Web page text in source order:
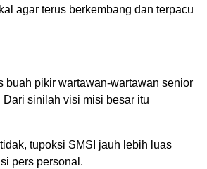
agar terus berkembang dan terpacu
buah pikir wartawan-wartawan senior
Dari sinilah visi misi besar itu
tupoksi SMSI jauh lebih luas
pers personal.